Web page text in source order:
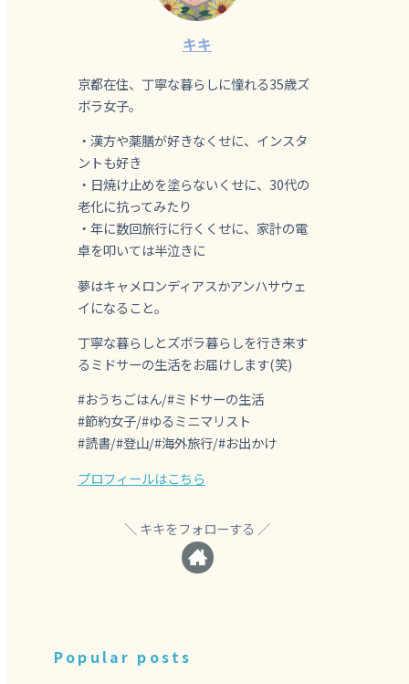
キキ
京都在住、丁寧な暮らしに憧れる35歳ズ
ボラ女子。
・漢方や薬膳が好きなくせに、インスタ
ントも好き
・日焼け止めを塗らないくせに、30代の
老化に抗ってみたり
・年に数回旅行に行くくせに、家計の電
卓を叩いては半泣きに
夢はキャメロンディアスかアンハサウェ
イになること。
丁寧な暮らしとズボラ暮らしを行き来す
るミドサーの生活をお届けします(笑)
#おうちごはん/#ミドサーの生活
#節約女子/#ゆるミニマリスト
#読書/#登山/#海外旅行/#お出かけ
プロフィールはこちら
キキをフォローする
Popular posts